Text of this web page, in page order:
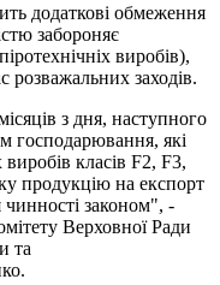
додаткові обмеження
забороняє
виробів),
розважальних заходів.
з дня, наступного
господарювання, які
класів F2, F3,
продукцію на експорт
законом", -
Верховної Ради
та